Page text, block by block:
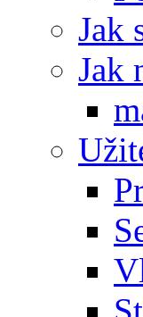
Jak
Jak